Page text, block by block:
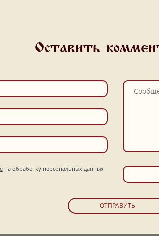
Оставить
на обработку персональных данных
ОТПРАВИТЬ